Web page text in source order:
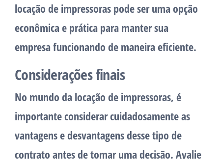
locação de impressoras pode ser uma opção
econômica e prática para manter sua
empresa funcionando de maneira eficiente.
Considerações finais
No mundo da locação de impressoras, é
importante considerar cuidadosamente as
vantagens e desvantagens desse tipo de
contrato antes de tomar uma decisão. Avalie